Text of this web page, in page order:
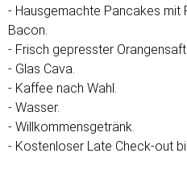
- Hausgemachte Pancakes mit
Bacon.
- Frisch gepresster Orangensaft.
- Glas Cava.
- Kaffee nach Wahl.
- Wasser.
- Willkommensgetränk.
- Kostenloser Late Check-out